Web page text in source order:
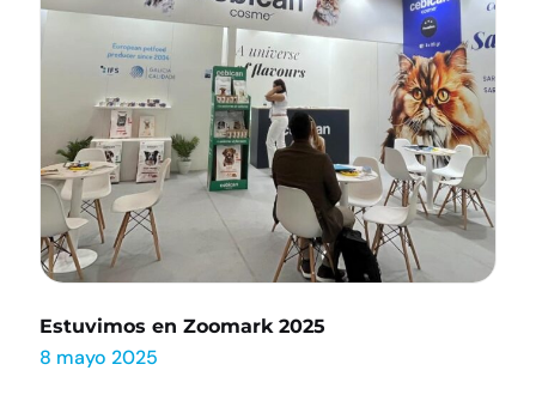
8 mayo 2025
Estuvimos en Zoomark 2025